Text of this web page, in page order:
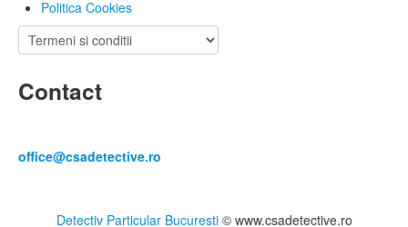
Politica Cookies
Contact
office@csadetective.ro
Detectiv Particular Bucuresti© www.csadetective.ro